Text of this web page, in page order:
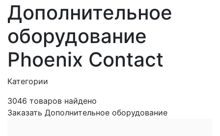
Дополнительное
оборудование
Phoenix Contact
Категории
3046 товаров найдено
Заказать Дополнительное оборудование